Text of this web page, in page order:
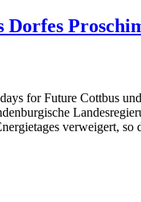
for Future Cottbus
verweigert,